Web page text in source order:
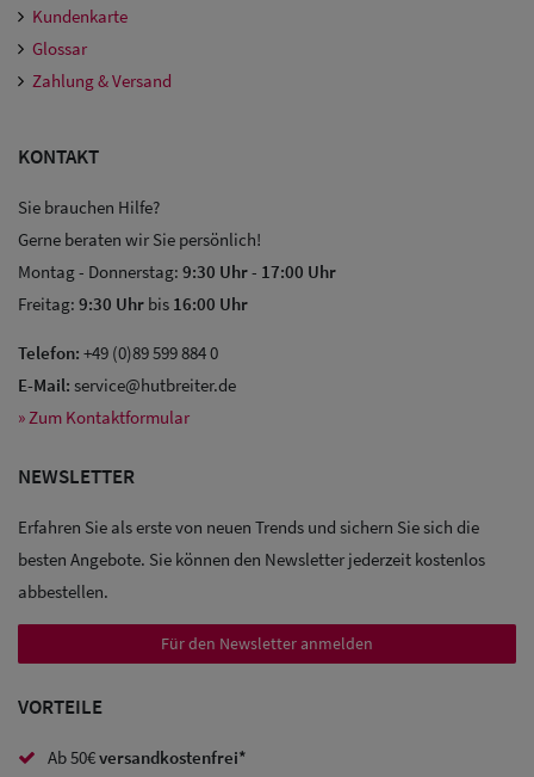
Sale:
Baseball
Caps
Sale:
Kundenkarte
Glossar
Zahlung & Versand
KONTAKT
Sie brauchen Hilfe?
Gerne beraten wir Sie persönlich!
Montag - Donnerstag: 9:30 Uhr- 17:00 Uhr
Freitag: 9:30 Uhr bis 16:00 Uhr
Telefon: +49 (0)89 599 884 0
E-Mail: service@hutbreiter.de
» Zum Kontaktformular
NEWSLETTER
Erfahren Sie als erste von neuen Trends und sichern Sie sich die
besten Angebote. Sie können den Newsletter jederzeit kostenlos
abbestellen.
Für den Newsletter anmelden
VORTEILE
Ab 50€versandkostenfrei*